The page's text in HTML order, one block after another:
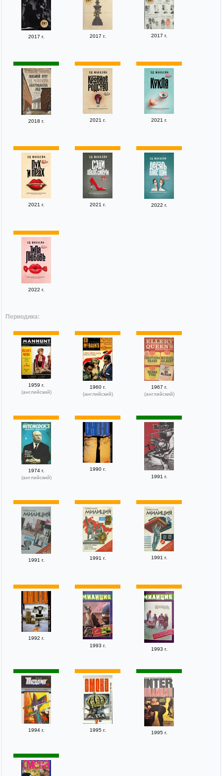
2017 г. 2017 г. 2017 г.
2018 г. 2021 г. 2021 г.
2021 г. 2021 г. 2022 г.
2022 г.
Периодика:
1959 г.
(английский)
1960 г.
(английский)
1967 г.
(английский)
1974 г.
(английский)
1990 г.
1991 г.
1991 г. 1991 г. 1991 г.
1992 г.
1993 г.
1993 г.
1994 г. 1995 г. 1995 г.